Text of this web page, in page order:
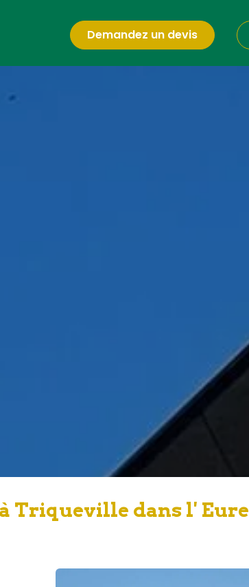
Demandez un devis
Triqueville dans l' Eure